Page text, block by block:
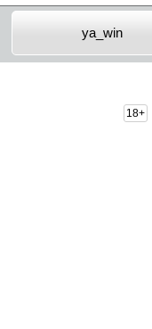
ya_win
18+